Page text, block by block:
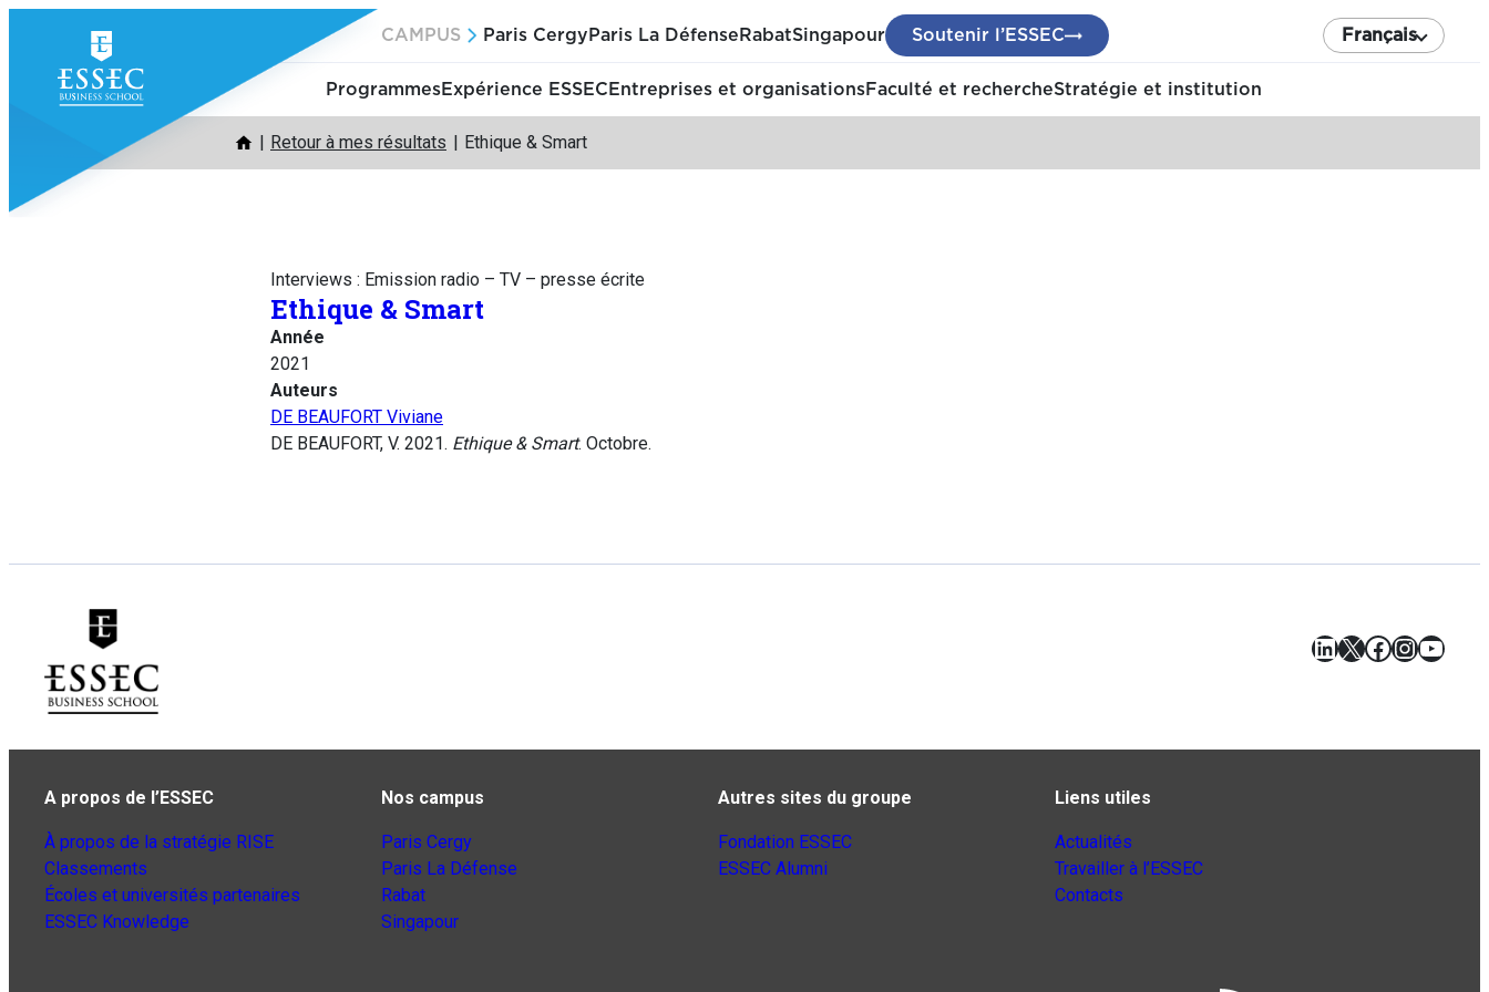
contenu
CAMPUS Paris Cergy Paris La Défense RabatSingapour Soutenir l’ESSEC Français
ProgrammesExpérience ESSEC Entreprises et organisationsFaculté et rechercheStratégie et institution
Retour à mes résultats Ethique & Smart
Interviews : Emission radio – TV – presse écrite
Ethique & Smart
Année
2021
Auteurs
DE BEAUFORT Viviane
DE BEAUFORT, V. 2021. Ethique & Smart. Octobre.
LinkedIn
X Facebook
A propos de l’ESSEC
À propos de la stratégie RISE
Classements
Écoles et universités partenaires
ESSEC Knowledge
Nos campus
Paris Cergy
Paris La Défense
Rabat
Singapour
Autres sites du groupe
Fondation ESSEC
ESSEC Alumni
Liens utiles
Actualités
Travailler à l’ESSEC
Contacts